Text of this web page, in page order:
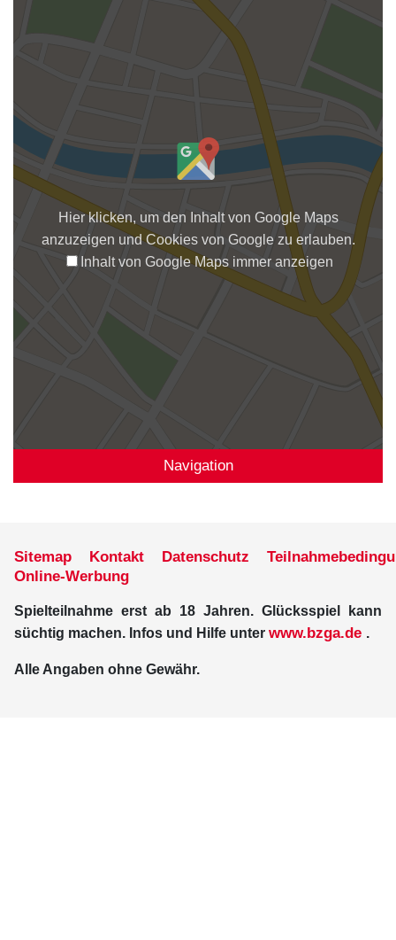
Hier klicken, um den Inhalt von Google Maps
anzuzeigen und Cookies von Google zu erlauben.
Inhalt von Google Maps immer anzeigen
Navigation
Sitemap Kontakt Datenschutz
Online-Werbung
Spielteilnahme erst ab 18 Jahren. Glücksspiel kann
süchtig machen. Infos und Hilfe unter www.bzga.de .
Alle Angaben ohne Gewähr.